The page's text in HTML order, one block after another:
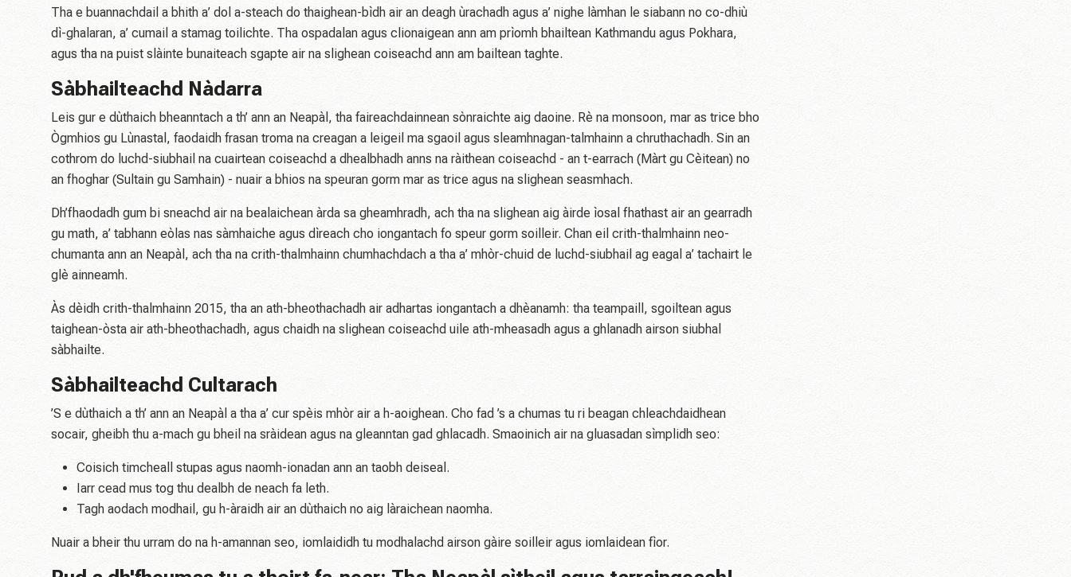
Tha e buannachdail a bhith a’ dol a-steach do thaighean-bìdh air an deagh ùrachadh agus a’ nighe làmhan le siabann no co-dhiù
dì-ghalaran, a’ cumail a stamag toilichte. Tha ospadalan agus clionaigean ann am prìomh bhailtean Kathmandu agus Pokhara,
agus tha na puist slàinte bunaiteach sgapte air na slighean coiseachd ann am bailtean taghte.
Sàbhailteachd Nàdarra
Leis gur e dùthaich bheanntach a th’ ann an Neapàl, tha faireachdainnean sònraichte aig daoine. Rè na monsoon, mar as trice bho
Ògmhios gu Lùnastal, faodaidh frasan troma na creagan a leigeil ma sgaoil agus sleamhnagan-talmhainn a chruthachadh. Sin an
cothrom do luchd-siubhail na cuairtean coiseachd a dhealbhadh anns na ràithean coiseachd - an t-earrach (Màrt gu Cèitean) no
an fhoghar (Sultain gu Samhain) - nuair a bhios na speuran gorm mar as trice agus na slighean seasmhach.
Dh’fhaodadh gum bi sneachd air na bealaichean àrda sa gheamhradh, ach tha na slighean aig àirde ìosal fhathast air an gearradh
gu math, a’ tabhann eòlas nas sàmhaiche agus dìreach cho iongantach fo speur gorm soilleir. Chan eil crith-thalmhainn neo-
chumanta ann an Neapàl, ach tha na crith-thalmhainn chumhachdach a tha a’ mhòr-chuid de luchd-siubhail ag eagal a’ tachairt le
glè ainneamh.
Às dèidh crith-thalmhainn 2015, tha an ath-bheothachadh air adhartas iongantach a dhèanamh: tha teampaill, sgoiltean agus
taighean-òsta air ath-bheothachadh, agus chaidh na slighean coiseachd uile ath-mheasadh agus a ghlanadh airson siubhal
sàbhailte.
Sàbhailteachd Cultarach
’S e dùthaich a th’ ann an Neapàl a tha a’ cur spèis mhòr air a h-aoighean. Cho fad ’s a chumas tu ri beagan chleachdaidhean
socair, gheibh thu a-mach gu bheil na sràidean agus na gleanntan gad ghlacadh. Smaoinich air na gluasadan sìmplidh seo:
Coisich timcheall stupas agus naomh-ionadan ann an taobh deiseal.
Iarr cead mus tog thu dealbh de neach fa leth.
Tagh aodach modhail, gu h-àraidh air an dùthaich no aig làraichean naomha.
Nuair a bheir thu urram do na h-amannan seo, iomlaididh tu modhalachd airson gàire soilleir agus iomlaidean fìor.